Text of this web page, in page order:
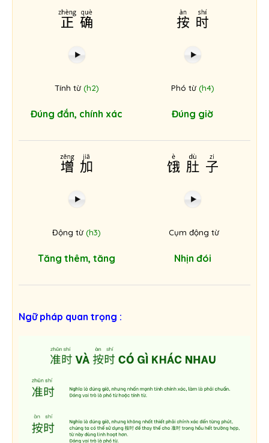
正确
Tính từ (h2)
Đúng đắn, chính xác
按时
Phó từ (h4)
Đúng giờ
增加
Động từ (h3)
Tăng thêm, tăng
饿肚子
Cụm động từ
Nhịn đói
Ngữ pháp quan trọng :